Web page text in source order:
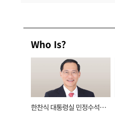
Who Is?
한찬식 대통령실 민정수석비